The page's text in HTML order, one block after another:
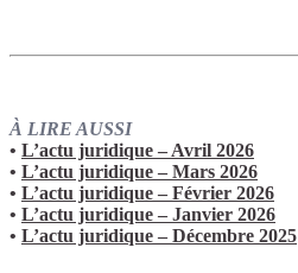
À LIRE AUSSI
• L’actu juridique – Avril 2026
• L’actu juridique – Mars 2026
• L’actu juridique – Février 2026
• L’actu juridique – Janvier 2026
• L’actu juridique – Décembre 2025